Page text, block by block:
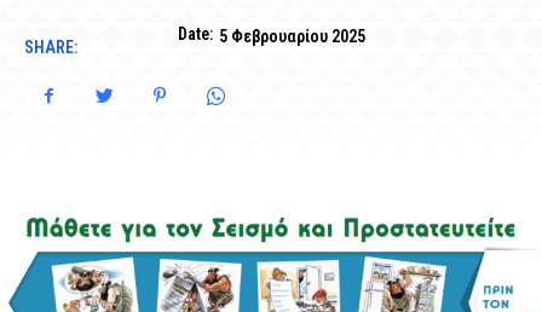
Date: 5 Φεβρουαρίου 2025
SHARE: